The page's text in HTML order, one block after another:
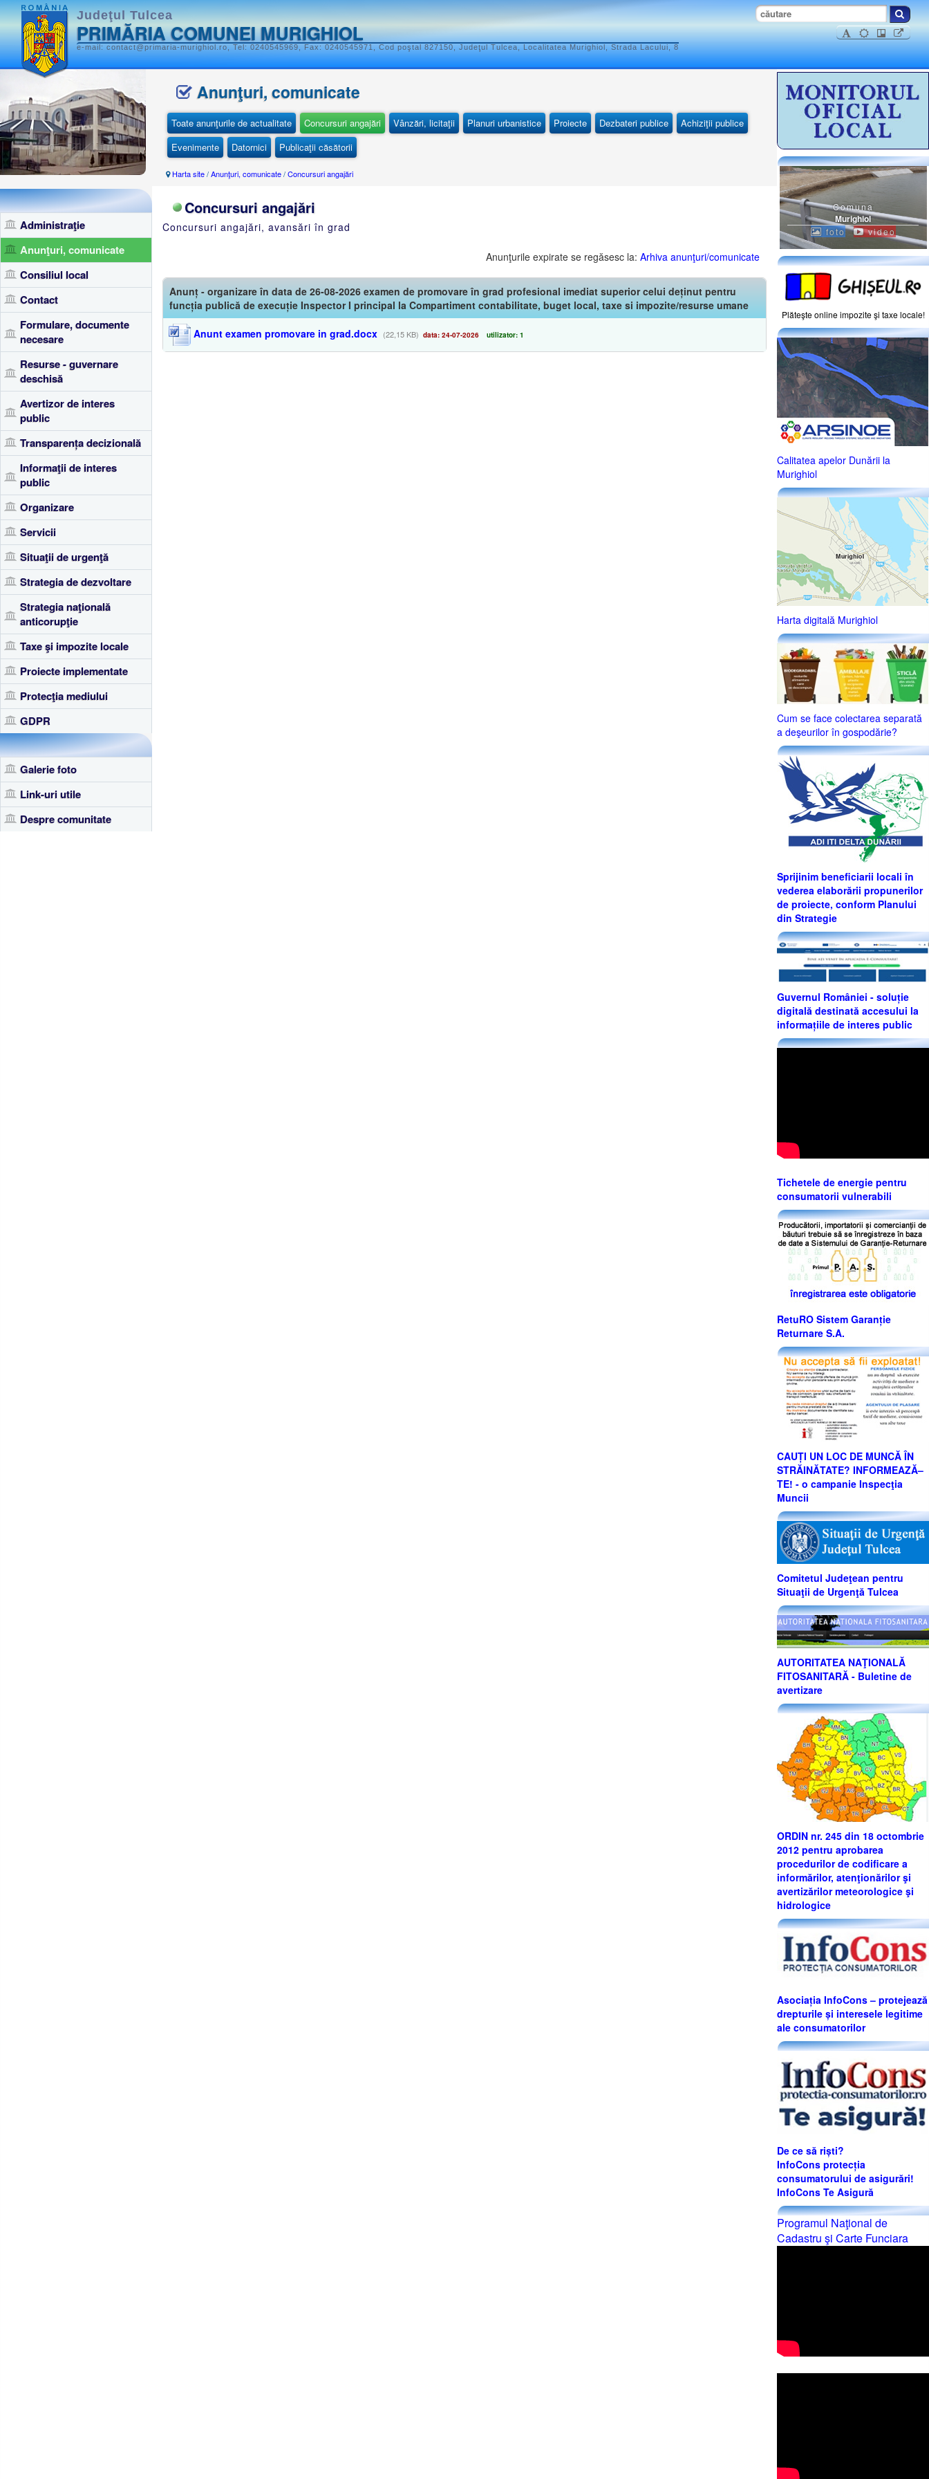
Judeţul Tulcea
PRIMĂRIA COMUNEI MURIGHIOL
e-mail: contact@primaria-murighiol.ro, Tel: 0240545969, Fax: 0240545971, Cod poştal 827150, Judeţul Tulcea, Localitatea Murighiol, Strada Lacului, 8
Administraţie
Anunţuri, comunicate
Consiliul local
Contact
Formulare, documente
necesare
Resurse - guvernare
deschisă
Avertizor de interes
public
Transparența decizională
Informaţii de interes
public
Organizare
Servicii
Situaţii de urgenţă
Strategia de dezvoltare
Strategia naţională
anticorupţie
Taxe şi impozite locale
Proiecte implementate
Protecţia mediului
GDPR
Galerie foto
Link-uri utile
Despre comunitate
Anunţuri, comunicate
Toate anunţurile de actualitate Concursuri angajări Vânzări, licitaţii Planuri urbanistice Proiecte Dezbateri publice
Achiziţii publice
Evenimente
Datornici Publicaţii căsătorii
Harta site/Anunţuri, comunicate/Concursuri angajări
Concursuri angajări
Concursuri angajări, avansări în grad
Anunţurile expirate se regăsesc la: Arhiva anunţuri/comunicate
Anunț - organizare în data de 26-08-2026 examen de promovare în grad profesional imediat superior celui deținut pentru
funcția publică de execuție Inspector I principal la Compartiment contabilitate, buget local, taxe si impozite/resurse umane
Anunt examen promovare in grad.docx (22,15 KB) data: 24-07-2026 utilizator: 1
Comuna
Murighiol
foto video
Plăteşte online impozite şi taxe locale!
Calitatea apelor Dunării la
Murighiol
Harta digitală Murighiol
Cum se face colectarea separată
a deşeurilor în gospodărie?
Sprijinim beneficiarii locali în
vederea elaborării propunerilor
de proiecte, conform Planului
din Strategie
Guvernul României - soluție
digitală destinată accesului la
informațiile de interes public
Tichetele de energie pentru
consumatorii vulnerabili
RetuRO Sistem Garanție
Returnare S.A.
CAUȚI UN LOC DE MUNCĂ ÎN
STRĂINĂTATE? INFORMEAZĂ–
TE! - o campanie Inspecţia
Muncii
Comitetul Judeţean pentru
Situaţii de Urgenţă Tulcea
AUTORITATEA NAŢIONALĂ
FITOSANITARĂ - Buletine de
avertizare
ORDIN nr. 245 din 18 octombrie
2012 pentru aprobarea
procedurilor de codificare a
informărilor, atenţionărilor şi
avertizărilor meteorologice şi
hidrologice
Asociația InfoCons – protejează
drepturile și interesele legitime
ale consumatorilor
De ce să riști?
InfoCons protecția
consumatorului de asigurări!
InfoCons Te Asigură
Programul Naţional de
Cadastru şi Carte Funciara